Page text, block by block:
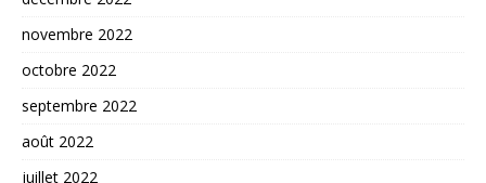
novembre 2022
octobre 2022
septembre 2022
août 2022
juillet 2022